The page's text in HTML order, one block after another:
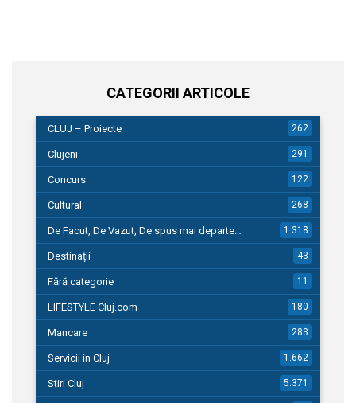
CATEGORII ARTICOLE
CLUJ – Proiecte 262
Clujeni 291
Concurs 122
Cultural 268
De Facut, De Vazut, De spus mai departe… 1.318
Destinații 43
Fără categorie 11
LIFESTYLE Cluj.com 180
Mancare 283
Servicii in Cluj 1.662
Stiri Cluj 5.371